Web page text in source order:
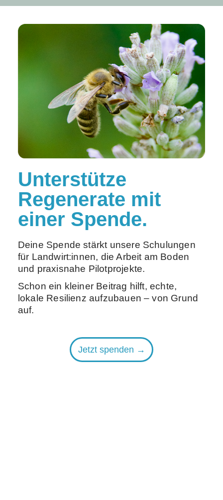
Unterstütze
Regenerate mit
einer Spende.
Deine Spende stärkt unsere Schulungen
für Landwirt:innen, die Arbeit am Boden
und praxisnahe Pilotprojekte.
Schon ein kleiner Beitrag hilft, echte,
lokale Resilienz aufzubauen – von Grund
auf.
Jetzt spenden →